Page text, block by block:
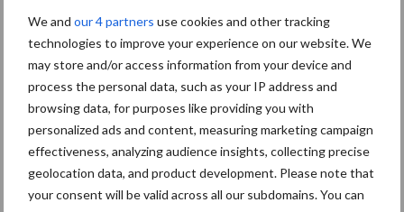
We and our 4 partners use cookies and other tracking
technologies to improve your experience on our website. We
may store and/or access information from your device and
process the personal data, such as your IP address and
browsing data, for purposes like providing you with
personalized ads and content, measuring marketing campaign
effectiveness, analyzing audience insights, collecting precise
geolocation data, and product development. Please note that
your consent will be valid across all our subdomains. You can
present
eert 3S
Spot
Spray
Sensor
op Agrifac spuit